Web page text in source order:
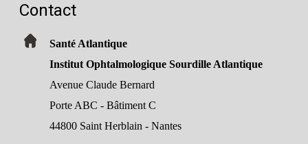
Contact
Santé Atlantique
Institut Ophtalmologique Sourdille Atlantique
Avenue Claude Bernard
Porte ABC - Bâtiment C
44800 Saint Herblain - Nantes